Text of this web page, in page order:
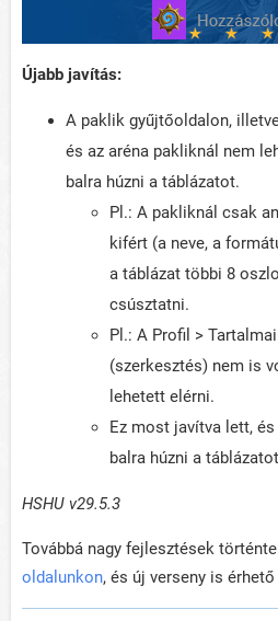
Újabb javítás:
A paklik gyűjtőoldalon,
és az aréna pakliknál nem
balra húzni a táblázatot.
Pl.: A pakliknál csak
kifért (a neve, a
a táblázat többi 8
csúsztatni.
Pl.: A Profil >
(szerkesztés) nem is
lehetett elérni.
Ez most javítva lett,
balra húzni a
HSHU v29.5.3
Továbbá nagy fejlesztések
oldalunkon, és új verseny is érhető